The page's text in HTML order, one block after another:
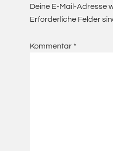
Deine E-Mail-Adresse
Erforderliche Felder
Kommentar *